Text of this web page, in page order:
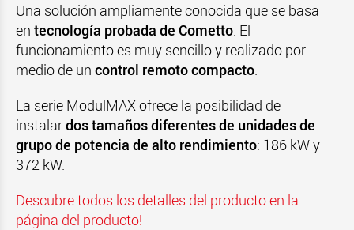
Una solución ampliamente conocida que se basa
en tecnología probada de Cometto. El
funcionamiento es muy sencillo y realizado por
medio de un control remoto compacto.
La serie ModulMAXofrece la posibilidad de
instalardos tamaños diferentes de unidades de
grupo de potencia de alto rendimiento: 186 kW y
372 kW.
Descubre todos los detalles del producto en la
página del producto!